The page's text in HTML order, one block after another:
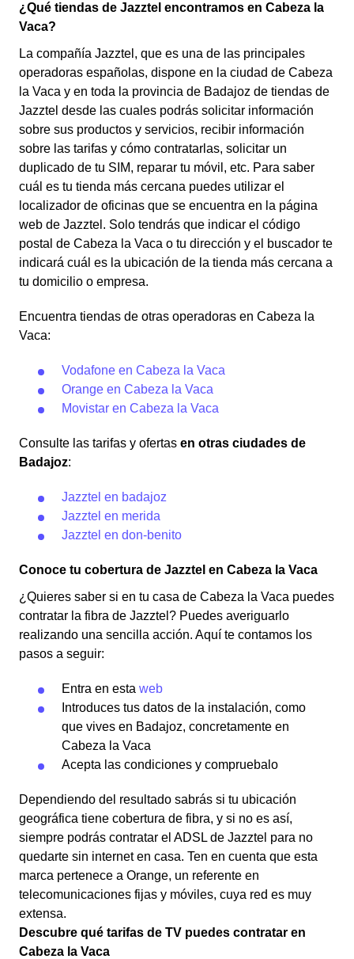
¿Qué tiendas de Jazztel encontramos en Cabeza la
Vaca?
La compañía Jazztel, que es una de las principales
operadoras españolas, dispone en la ciudad de Cabeza
la Vaca y en toda la provincia de Badajoz de tiendas de
Jazztel desde las cuales podrás solicitar información
sobre sus productos y servicios, recibir información
sobre las tarifas y cómo contratarlas, solicitar un
duplicado de tu SIM, reparar tu móvil, etc. Para saber
cuál es tu tienda más cercana puedes utilizar el
localizador de oficinas que se encuentra en la página
web de Jazztel. Solo tendrás que indicar el código
postal de Cabeza la Vaca o tu dirección y el buscador te
indicará cuál es la ubicación de la tienda más cercana a
tu domicilio o empresa.
Encuentra tiendas de otras operadoras en Cabeza la
Vaca:
Vodafone en Cabeza la Vaca
Orange en Cabeza la Vaca
Movistar en Cabeza la Vaca
Consulte las tarifas y ofertas en otras ciudades de
Badajoz:
Jazztel en badajoz
Jazztel en merida
Jazztel en don-benito
Conoce tu cobertura de Jazztel en Cabeza la Vaca
¿Quieres saber si en tu casa de Cabeza la Vaca puedes
contratar la fibra de Jazztel? Puedes averiguarlo
realizando una sencilla acción. Aquí te contamos los
pasos a seguir:
Entra en esta web
Introduces tus datos de la instalación, como
que vives en Badajoz, concretamente en
Cabeza la Vaca
Acepta las condiciones y compruebalo
Dependiendo del resultado sabrás si tu ubicación
geográfica tiene cobertura de fibra, y si no es así,
siempre podrás contratar el ADSL de Jazztel para no
quedarte sin internet en casa. Ten en cuenta que esta
marca pertenece a Orange, un referente en
telecomunicaciones fijas y móviles, cuya red es muy
extensa.
Descubre qué tarifas de TV puedes contratar en
Cabeza la Vaca